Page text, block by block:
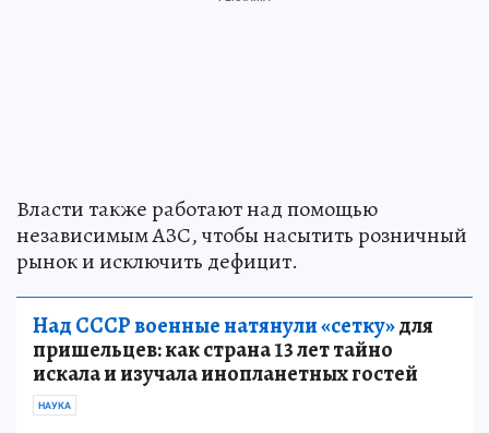
Власти также работают над помощью
независимым АЗС, чтобы насытить розничный
рынок и исключить дефицит.
Над СССР военные натянули «сетку»для
пришельцев: как страна 13 лет тайно
искала и изучала инопланетных гостей
НАУКА